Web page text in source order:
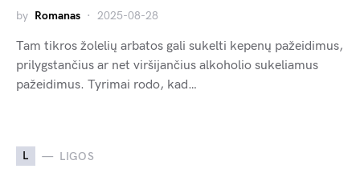
by Romanas 2025-08-28
Tam tikros žolelių arbatos gali sukelti kepenų pažeidimus,
prilygstančius ar net viršijančius alkoholio sukeliamus
pažeidimus. Tyrimai rodo, kad…
L LIGOS